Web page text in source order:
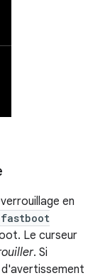
en
fastboot
Le curseur
. Si